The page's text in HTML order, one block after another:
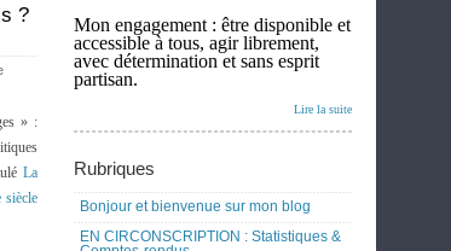
?
» :
La
siècle
Mon engagement : être disponible et
accessible à tous, agir librement,
avec détermination et sans esprit
partisan.
Lire la suite
Rubriques
Bonjour et bienvenue sur mon blog
EN CIRCONSCRIPTION : Statistiques &